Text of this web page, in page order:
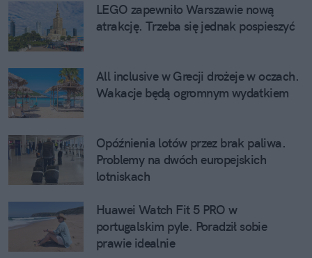
LEGO zapewniło Warszawie nową
atrakcję. Trzeba się jednak pospieszyć
All inclusive w Grecji drożeje w oczach.
Wakacje będą ogromnym wydatkiem
Opóźnienia lotów przez brak paliwa.
Problemy na dwóch europejskich
lotniskach
Huawei Watch Fit 5 PRO w
portugalskim pyle. Poradził sobie
prawie idealnie